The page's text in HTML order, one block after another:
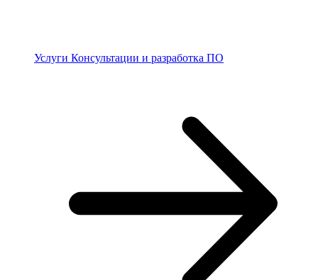
Услуги Консультации и разработка ПО